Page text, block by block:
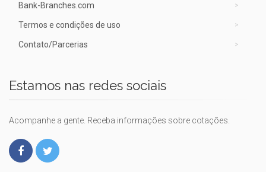
Bank-Branches.com
Termos e condições de uso
Contato/Parcerias
Estamos nas redes sociais
Acompanhe a gente. Receba informações sobre cotações.